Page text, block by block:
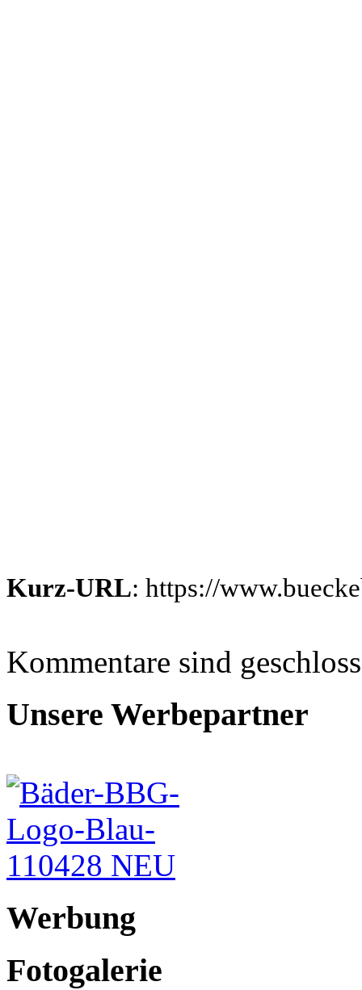
Kurz-URL: https://
Kommentare sind
Unsere Werbepartner
Werbung
Fotogalerie